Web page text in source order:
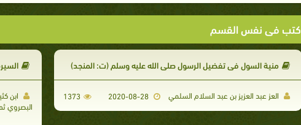
كتب فى نفس القسم
منية السول في تفضيل الرسول صلى الله عليه وسلم (ت: المنجد)
العز عبد العزيز بن عبد السلام السلمي 1373
ابن
البصروي